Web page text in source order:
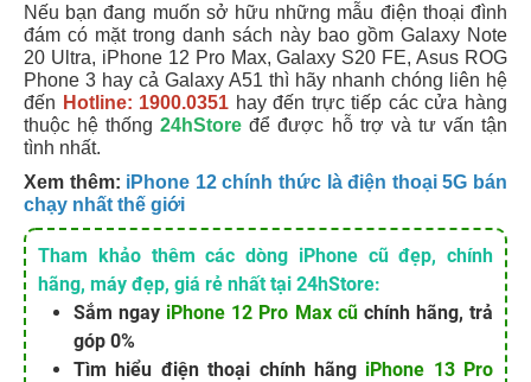
Nếu bạn đang muốn sở hữu những mẫu điện thoại đình
đám có mặt trong danh sách này bao gồm Galaxy Note
20 Ultra, iPhone 12 Pro Max, Galaxy S20 FE, Asus ROG
Phone 3 hay cả Galaxy A51 thì hãy nhanh chóng liên hệ
đến Hotline: 1900.0351 hay đến trực tiếp các cửa hàng
thuộc hệ thống24hStore để được hỗ trợ và tư vấn tận
tình nhất.
Xem thêm: iPhone 12 chính thức là điện thoại 5G bán
chạy nhất thế giới
Tham khảo thêm các dòng iPhone cũ đẹp, chính
hãng, máy đẹp, giá rẻ nhất tại 24hStore:
Sắm ngay iPhone 12 Pro Max cũchính hãng, trả
góp 0%
Tìm hiểu điện thoại chính hãng iPhone 13 Pro